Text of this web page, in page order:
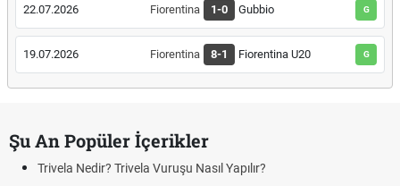
22.07.2026 Fiorentina 1-0 Gubbio G
19.07.2026 Fiorentina 8-1 Fiorentina U20 G
Şu An Popüler İçerikler
Trivela Nedir? Trivela Vuruşu Nasıl Yapılır?